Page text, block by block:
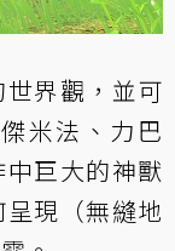
界觀，並可
米法、力巴
巨大的神獸
現（無縫地